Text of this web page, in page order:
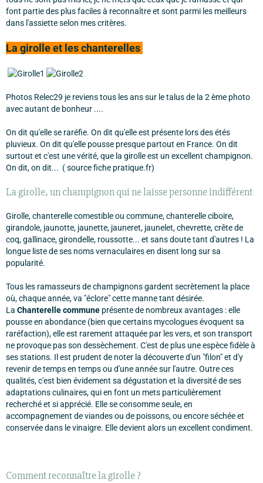
font partie des plus faciles à reconnaître et sont parmi les meilleurs
dans l'assiette selon mes critères.
La girolle et les chanterelles
Photos Relec29 je reviens tous les ans sur le talus de la 2 ème photo
avec autant de bonheur ....
On dit qu'elle se raréfie. On dit qu'elle est présente lors des étés
pluvieux. On dit qu'elle pousse presque partout en France. On dit
surtout et c'est une vérité, que la girolle est un excellent champignon.
On dit, on dit... ( source fiche pratique.fr)
La girolle, un champignon qui ne laisse personne indifférent
Girolle, chanterelle comestible ou commune, chanterelle ciboire,
girandole, jaunotte, jaunette, jauneret, jaunelet, chevrette, crête de
coq, gallinace, girondelle, roussotte... et sans doute tant d'autres ! La
longue liste de ses noms vernaculaires en disent long sur sa
popularité.
Tous les ramasseurs de champignons gardent secrètement la place
où, chaque année, va "éclore" cette manne tant désirée.
La Chanterelle commune présente de nombreux avantages : elle
pousse en abondance (bien que certains mycologues évoquent sa
raréfaction), elle est rarement attaquée par les vers, et son transport
ne provoque pas son dessèchement. C'est de plus une espèce fidèle à
ses stations. Il est prudent de noter la découverte d'un "filon" et d'y
revenir de temps en temps ou d'une année sur l'autre. Outre ces
qualités, c'est bien évidement sa dégustation et la diversité de ses
adaptations culinaires, qui en font un mets particulièrement
recherché et si apprécié. Elle se consomme seule, en
accompagnement de viandes ou de poissons, ou encore séchée et
conservée dans le vinaigre. Elle devient alors un excellent condiment.
Comment reconnaître la girolle ?